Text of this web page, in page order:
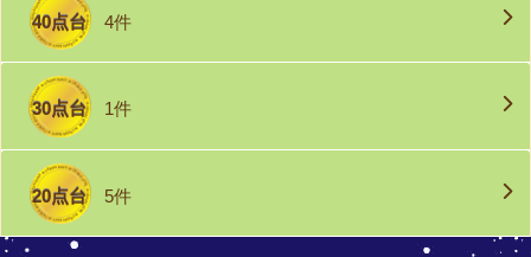
40点台 4件
30点台 1件
20点台 5件